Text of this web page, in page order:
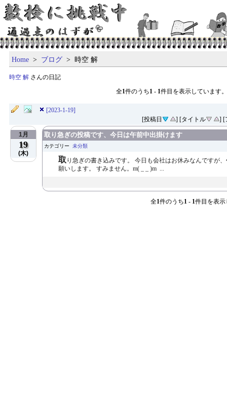
Home > ブログ > 時空 解
時空 解 さんの日記
全1件のうち1- 1件目を表示しています。
[2023-1-19]
[投稿日
] [タイトル ] [
1月
19
(木)
取り急ぎの投稿です、今日は午前中出掛けます
カテゴリー 未分類
取 り急ぎの書き込みです。 今日も会社はお休みなんですが
願いします。 すみません。m( _ _ )m ...
全1件のうち1 - 1件目を表